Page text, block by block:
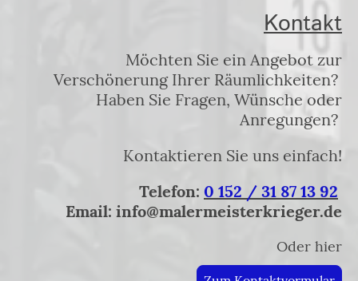
Kontakt
Möchten Sie ein Angebot zur
Verschönerung Ihrer Räumlichkeiten?
Haben Sie Fragen, Wünsche oder
Anregungen?
Kontaktieren Sie uns einfach!
Telefon: 0 152 / 31 87 13 92
Email: info@malermeisterkrieger.de
Oder hier